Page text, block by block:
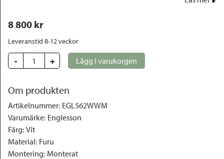
8 800 kr
Leveranstid 8-12 veckor
- + Lägg i varukorgen
Om produkten
Artikelnummer: EGL562WWM
Varumärke: Englesson
Färg: Vit
Material: Furu
Montering: Monterat